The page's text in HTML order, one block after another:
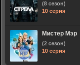
(8 сезон)
10 серия
Мистер Мэр
(2 сезон)
10 серия